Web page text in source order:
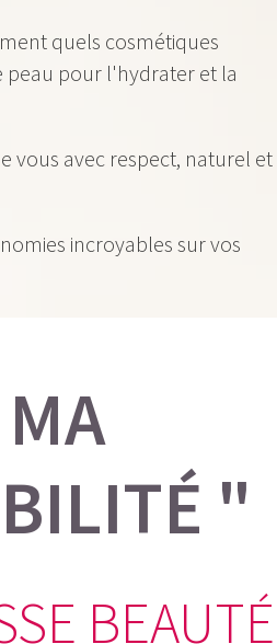
quels cosmétiques
peau pour l'hydrater et la
vous avec respect, naturel et
incroyables sur vos
"
BEAUTÉ